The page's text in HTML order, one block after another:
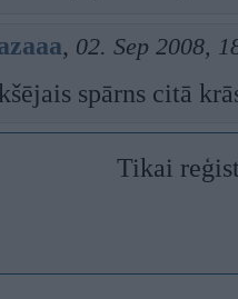
, 02. Sep 2008,
spārns citā
Tikai